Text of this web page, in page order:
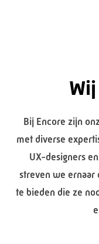
Bij Encore zijn
met diverse
UX-designers
streven we ernaar
te bieden die ze